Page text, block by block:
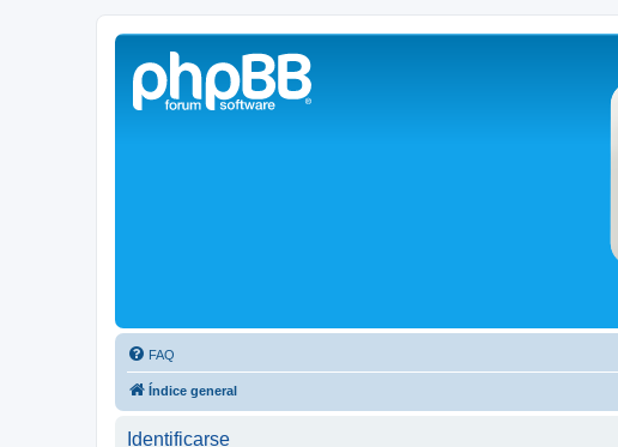
Solax FAQ
Lugar para intercambiar dudas sobre inversores solares Solax y temas relacionados.
FAQ
Índice general
Identificarse